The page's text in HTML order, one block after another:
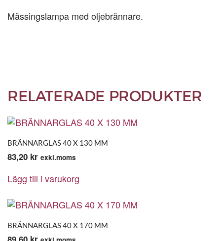
Mässingslampa med oljebrännare.
RELATERADE PRODUKTER
BRÄNNARGLAS 40 X 130 MM
83,20 kr exkl.moms
Lägg till i varukorg
BRÄNNARGLAS 40 X 170 MM